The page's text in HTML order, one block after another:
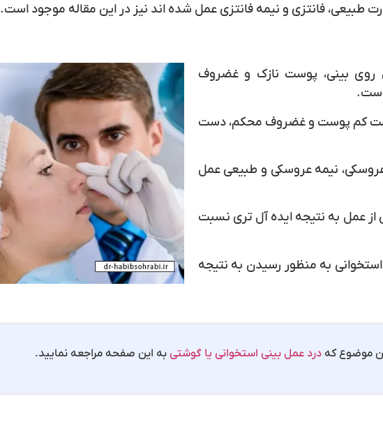
فانتزی و نیمه فانتزی عمل شده اند نیز در این مقاله موجود است.
روی بینی، پوست نازک و غضروف
است.
کم پوست و غضروف محکم، دست
نیمه عروسکی و طبیعی عمل
از عمل به نتیجه ایده آل تری نسبت
به منظور رسیدن به نتیجه
موضوع که درد عمل بینی استخوانی یا گوشتی به این صفحه مراجعه نمایید.